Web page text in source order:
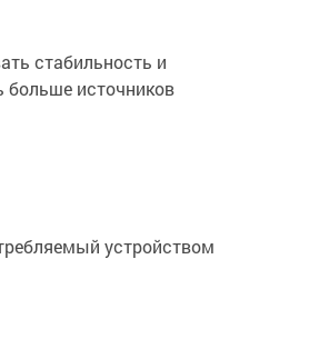
стабильность и
больше источников
устройством